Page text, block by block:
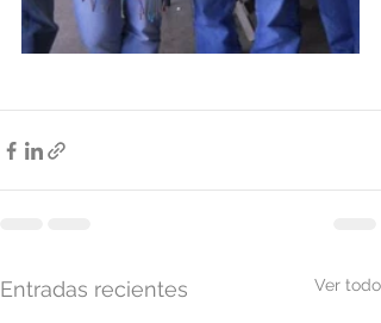
Entradas recientes Ver todo